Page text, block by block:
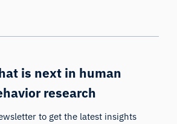
is next in human
research
to get the latest insights